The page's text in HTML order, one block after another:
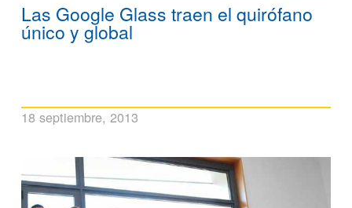
Las Google Glass traen el quirófano
único y global
18 septiembre, 2013